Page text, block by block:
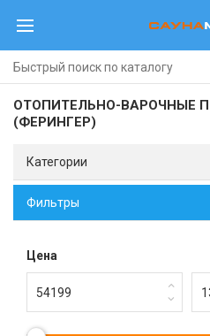
ОТОПИТЕЛЬНО-ВАРОЧНЫЕ
(ФЕРИНГЕР)
Категории
Фильтры
Цена